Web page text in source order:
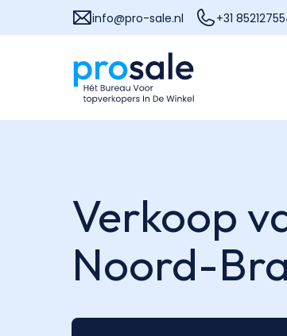
info@pro-sale.nl +31
Verkoop
Noord-